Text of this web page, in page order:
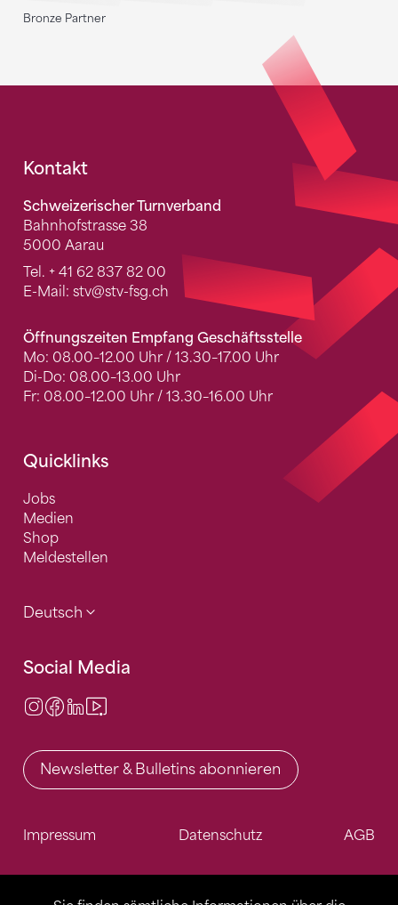
Bronze Partner
Fusszeile
Kontakt
Schweizerischer Turnverband
Bahnhofstrasse 38
5000 Aarau
Tel. + 41 62 837 82 00
E-Mail: stv@stv-fsg.ch
Öffnungszeiten Empfang Geschäftsstelle
Mo: 08.00–12.00 Uhr / 13.30–17.00 Uhr
Di-Do: 08.00–13.00 Uhr
Fr: 08.00–12.00 Uhr / 13.30–16.00 Uhr
Quicklinks
Jobs
Medien
Shop
Meldestellen
Deutsch
Social Media
Instagram
Facebook
LinkedIn
Newsletter & Bulletins abonnieren
Impressum Datenschutz AGB